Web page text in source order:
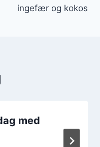
ingefær og kokos
med